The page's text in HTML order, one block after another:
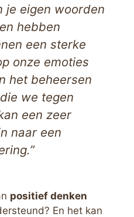
je eigen woorden
hebben
een sterke
onze emoties
het beheersen
we tegen
een zeer
naar een
positief denken
En het kan